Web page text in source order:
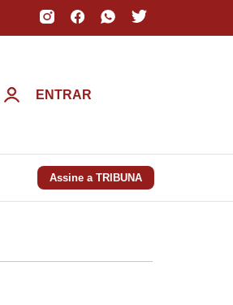
ENTRAR
Assine a TRIBUNA